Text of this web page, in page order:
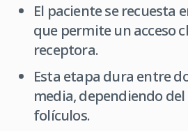
El paciente se recuesta
que permite un acceso
receptora.
Esta etapa dura entre
media, dependiendo
folículos.